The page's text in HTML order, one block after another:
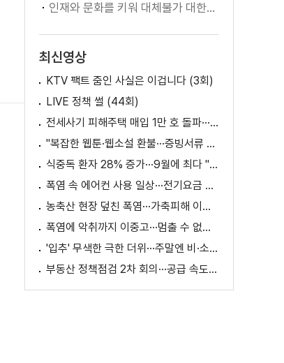
인재와 문화를 키워 대체불가 대한민국 이재명 대통령 모두말씀
최신영상
KTV 팩트 줌인 사실은 이겁니다 (3회)
LIVE 정책 썰 (44회)
전세사기 피해주택 매입 1만 호 돌파···피해 지원 속도
"복잡한 웹툰·웹소설 환불···증빙서류 요구까지"
식중독 환자 28% 증가···9월에 최다 "입추 방심 금물"
폭염 속 에어컨 사용 일상···전기요금 줄이려면?
농축산 현장 덮친 폭염···가축피해 이틀 새 28만 마리↑
폭염에 악취까지 이중고···멈출 수 없는 필수노동
'입추' 무색한 극한 더위···주말엔 비·소나기
부동산 정책점검 2차 회의···공급 속도전 본격화하나